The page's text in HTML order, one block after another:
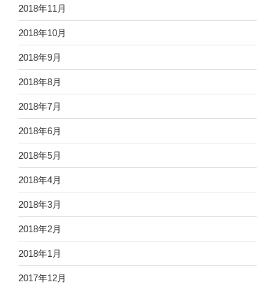
2018年11月
2018年10月
2018年9月
2018年8月
2018年7月
2018年6月
2018年5月
2018年4月
2018年3月
2018年2月
2018年1月
2017年12月